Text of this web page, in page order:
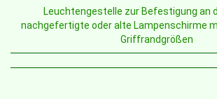
Leuchtengestelle zur Befestigung an
nachgefertigte oder alte Lampenschirme
Griffrandgrößen